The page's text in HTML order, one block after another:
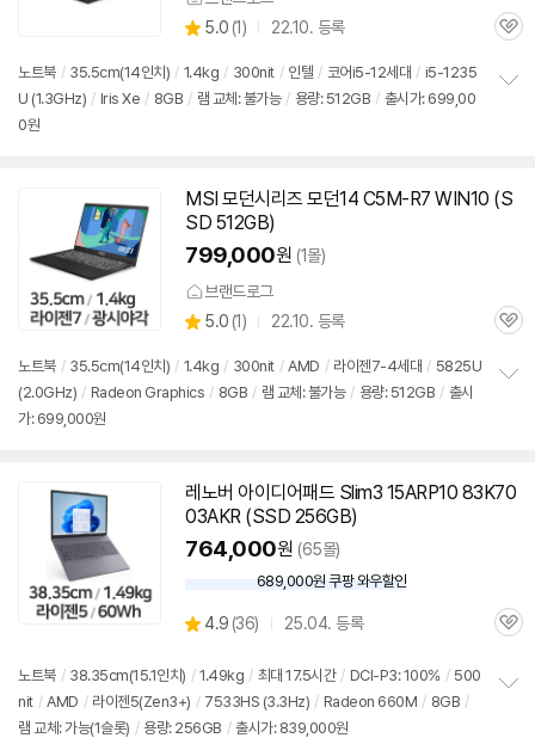
별
점
5.0 (상
리
뷰
1) 22.10. 등록
관
노트북 / 35.5cm(14인치) / 1.4kg / 300nit / 인텔 / 코어i5-12세대 / i5-1235
U (1.3GHz) / Iris Xe / 8GB / 램 교체: 불가능 / 용량: 512GB / 출시가: 699,00
0원
기
MSI 모던시리즈 모던14 C5M-R7 WIN10 (S
SD 512GB)
799,000원 (1몰)
브랜드로그
별
점
5.0 (상
리
뷰
1) 22.10. 등록
관
노트북 / 35.5cm(14인치) / 1.4kg / 300nit / AMD / 라이젠7-4세대 / 5825U
(2.0GHz) / Radeon Graphics / 8GB / 램 교체: 불가능 / 용량: 512GB / 출시
가: 699,000원
기
레노버 아이디어패드 Slim3 15ARP10 83K70
03AKR (SSD 256GB)
764,000원 (65몰)
할
가
689,000원 쿠팡 와우할인
별
4.9 (상
리
뷰
36) 25.04. 등록
관
노트북 / 38.35cm(15.1인치) / 1.49kg / 최대 17.5시간 / DCI-P3: 100% / 500
nit / AMD / 라이젠5(Zen3+) / 7533HS (3.3Hz) / Radeon 660M / 8GB /
램 교체: 가능(1슬롯) / 용량: 256GB / 출시가: 839,000원